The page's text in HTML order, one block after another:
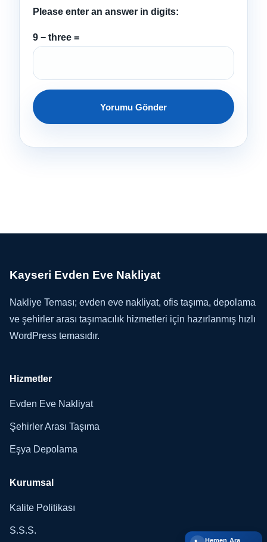
Please enter an answer in digits:
9 − three =
Kayseri Evden Eve Nakliyat
Nakliye Teması; evden eve nakliyat, ofis taşıma, depolama
ve şehirler arası taşımacılık hizmetleri için hazırlanmış hızlı
WordPress temasıdır.
Hizmetler
Evden Eve Nakliyat
Şehirler Arası Taşıma
Eşya Depolama
Kurumsal
Kalite Politikası
S.S.S.
Hemen Ara